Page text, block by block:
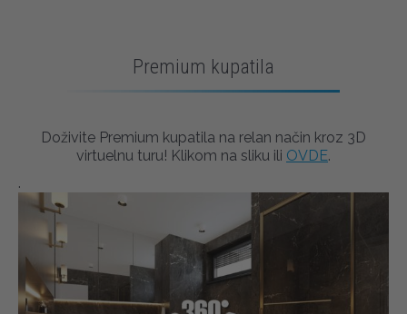
Premium kupatila
Doživite Premium kupatila na relan način kroz 3D
virtuelnu turu! Klikom na sliku ili OVDE.
.